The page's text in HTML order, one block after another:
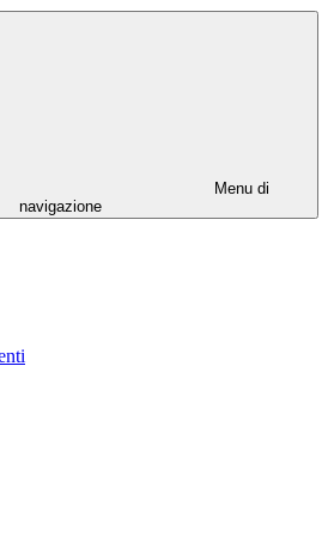
Menu di
navigazione